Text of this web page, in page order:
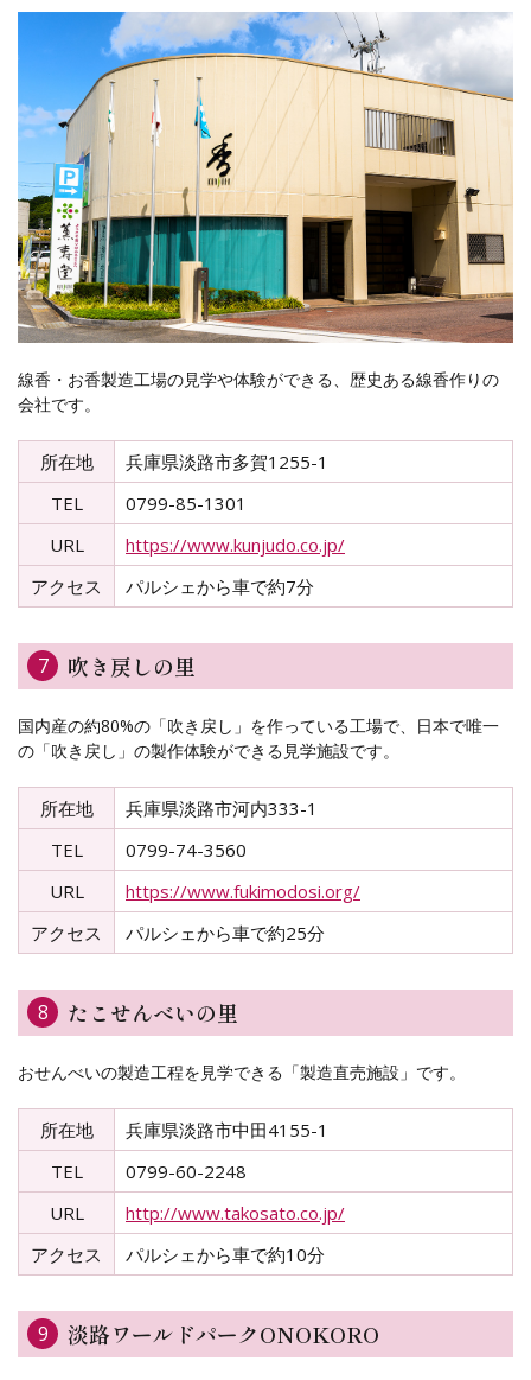
線香・お香製造工場の見学や体験ができる、歴史ある線香作りの
会社です。
所在地
兵庫県淡路市多賀1255-1
TEL
0799-85-1301
URL
https://www.kunjudo.co.jp/
アクセス
パルシェから車で約7分
7 吹き戻しの里
国内産の約80%の「吹き戻し」を作っている工場で、日本で唯一
の「吹き戻し」の製作体験ができる見学施設です。
所在地
兵庫県淡路市河内333-1
TEL
0799-74-3560
URL
https://www.fukimodosi.org/
アクセス
パルシェから車で約25分
8 たこせんべいの里
おせんべいの製造工程を見学できる「製造直売施設」です。
所在地
兵庫県淡路市中田4155-1
TEL
0799-60-2248
URL
http://www.takosato.co.jp/
アクセス
パルシェから車で約10分
9 淡路ワールドパークONOKORO